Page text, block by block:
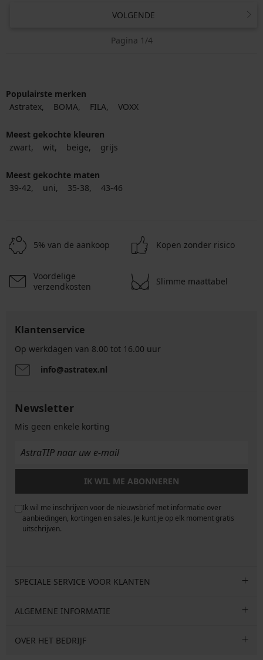
VOLGENDE
Pagina 1/4
Populairste merken
Astratex
BOMA FILA VOXX
Meest gekochte kleuren
zwart
wit beige grijs
Meest gekochte maten
39-42
uni 35-38 43-46
5% van de aankoop Kopen zonder risico
Voordelige
verzendkosten
Slimme maattabel
Klantenservice
Op werkdagen van 8.00 tot 16.00 uur
info@astratex.nl
Newsletter
Mis geen enkele korting
IK WIL ME ABONNEREN
Ik wil me inschrijven voor de nieuwsbrief met informatie over
aanbiedingen, kortingen en sales. Je kunt je op elk moment gratis
uitschrijven.
SPECIALE SERVICE VOOR KLANTEN
ALGEMENE INFORMATIE
OVER HET BEDRIJF